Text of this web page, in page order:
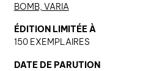
BOMB, VARIA
ÉDITION LIMITÉE À
150 EXEMPLAIRES
DATE DE PARUTION